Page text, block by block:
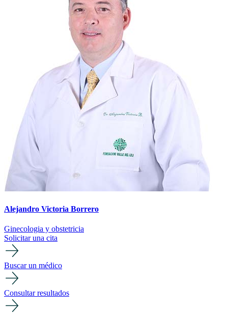
Alejandro Victoria Borrero
Ginecologia y obstetricia
Solicitar una cita
Buscar un médico
Consultar resultados